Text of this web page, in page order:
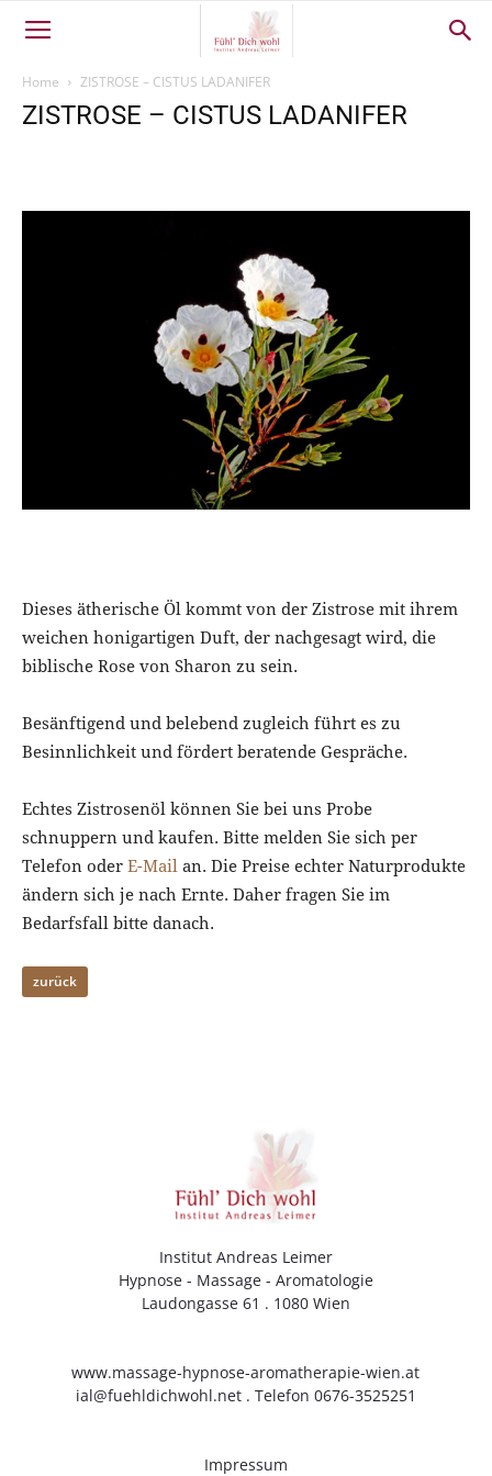
Home ZISTROSE – CISTUS LADANIFER
ZISTROSE – CISTUS LADANIFER
Dieses ätherische Öl kommt von der Zistrose mit ihrem
weichen honigartigen Duft, der nachgesagt wird, die
biblische Rose von Sharon zu sein.
Besänftigend und belebend zugleich führt es zu
Besinnlichkeit und fördert beratende Gespräche.
Echtes Zistrosenöl können Sie bei uns Probe
schnuppern und kaufen. Bitte melden Sie sich per
Telefon oder E-Mail an. Die Preise echter Naturprodukte
ändern sich je nach Ernte. Daher fragen Sie im
Bedarfsfall bitte danach.
zurück
Institut Andreas Leimer
Hypnose - Massage - Aromatologie
Laudongasse 61 . 1080 Wien
www.massage-hypnose-aromatherapie-wien.at
ial@fuehldichwohl.net. Telefon 0676-3525251
Impressum